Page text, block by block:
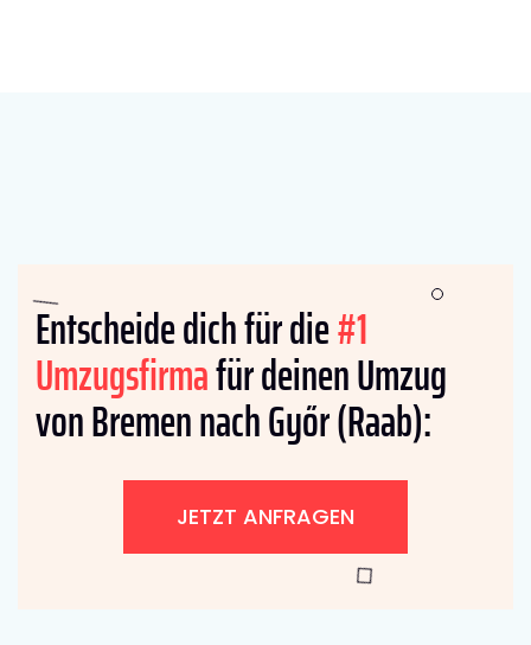
Entscheide dich für die#1
Umzugsfirmafür deinen Umzug
von Bremen nach Győr (Raab):
JETZT ANFRAGEN